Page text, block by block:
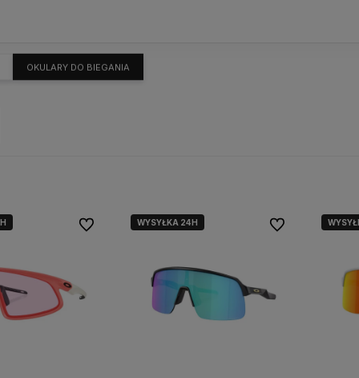
OKULARY DO BIEGANIA
Do ulubionychWYSYŁKA 24H Do ulubionych